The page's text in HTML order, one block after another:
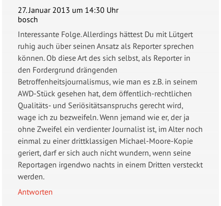
27. Januar 2013 um 14:30 Uhr
bosch
Interessante Folge. Allerdings hättest Du mit Lütgert
ruhig auch über seinen Ansatz als Reporter sprechen
können. Ob diese Art des sich selbst, als Reporter in
den Fordergrund drängenden
Betroffenheitsjournalismus, wie man es z.B. in seinem
AWD-Stück gesehen hat, dem öffentlich-rechtlichen
Qualitäts- und Seriösitätsanspruchs gerecht wird,
wage ich zu bezweifeln. Wenn jemand wie er, der ja
ohne Zweifel ein verdienter Journalist ist, im Alter noch
einmal zu einer drittklassigen Michael-Moore-Kopie
geriert, darf er sich auch nicht wundern, wenn seine
Reportagen irgendwo nachts in einem Dritten versteckt
werden.
Antworten